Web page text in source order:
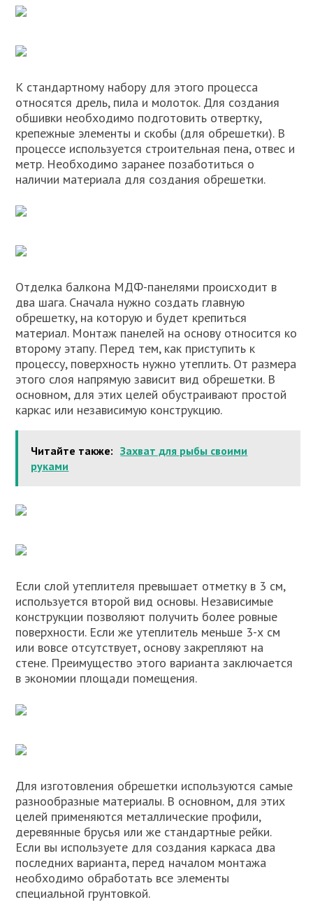
К стандартному набору для этого процесса
относятся дрель, пила и молоток. Для создания
обшивки необходимо подготовить отвертку,
крепежные элементы и скобы (для обрешетки). В
процессе используется строительная пена, отвес и
метр. Необходимо заранее позаботиться о
наличии материала для создания обрешетки.
Отделка балкона МДФ-панелями происходит в
два шага. Сначала нужно создать главную
обрешетку, на которую и будет крепиться
материал. Монтаж панелей на основу относится ко
второму этапу. Перед тем, как приступить к
процессу, поверхность нужно утеплить. От размера
этого слоя напрямую зависит вид обрешетки. В
основном, для этих целей обустраивают простой
каркас или независимую конструкцию.
Читайте также: Захват для рыбы своими
руками
Если слой утеплителя превышает отметку в 3 см,
используется второй вид основы. Независимые
конструкции позволяют получить более ровные
поверхности. Если же утеплитель меньше 3-х см
или вовсе отсутствует, основу закрепляют на
стене. Преимущество этого варианта заключается
в экономии площади помещения.
Для изготовления обрешетки используются самые
разнообразные материалы. В основном, для этих
целей применяются металлические профили,
деревянные брусья или же стандартные рейки.
Если вы используете для создания каркаса два
последних варианта, перед началом монтажа
необходимо обработать все элементы
специальной грунтовкой.